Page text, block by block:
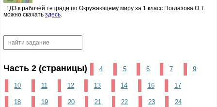
ГДЗ к рабочей тетради по Окружающему миру за 1 класс Поглазова О.Т.
можно скачать здесь
Часть 2 (страницы) 4 5 6 7 9
10 11 12 13 14 16 17
18 19 20 21 22 23 24